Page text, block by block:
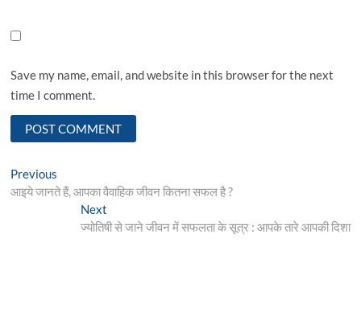
Save my name, email, and website in this browser for the next
time I comment.
Post
navigation
Previous
post:
आइये जानते हैं, आपका वैवाहिक जीवन कितना सफल है ?
NextNext
post:
ज्योतिषी से जाने जीवन में सफलता के सूत्र : आपके तारे आपकी दिशा